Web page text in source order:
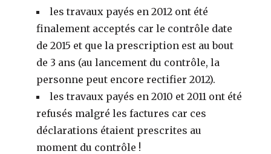
les travaux payés en 2012 ont été
finalement acceptés car le contrôle date
de 2015 et que la prescription est au bout
de 3 ans (au lancement du contrôle, la
personne peut encore rectifier 2012).
les travaux payés en 2010 et 2011 ont été
refusés malgré les factures car ces
déclarations étaient prescrites au
moment du contrôle !